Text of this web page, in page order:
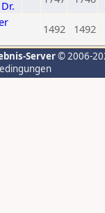
1492 1492
Server© 2006-